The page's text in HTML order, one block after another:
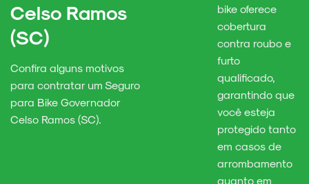
Celso Ramos
(SC)
Confira alguns motivos
para contratar um Seguro
para Bike Governador
Celso Ramos (SC).
bike oferece
cobertura
contra roubo e
furto
qualificado,
garantindo que
você esteja
protegido tanto
em casos de
arrombamento
quanto em